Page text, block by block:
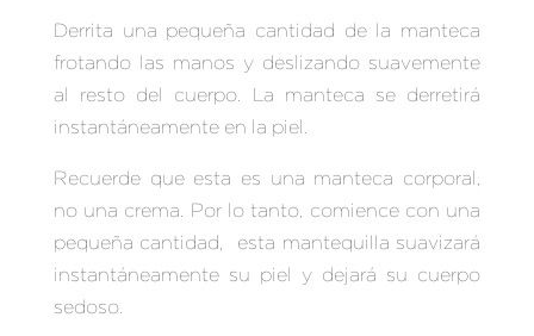
Derrita una pequeña cantidad de la manteca
frotando las manos y deslizando suavemente
al resto del cuerpo. La manteca se derretirá
instantáneamente en la piel.
Recuerde que esta es una manteca corporal,
no una crema. Por lo tanto, comience con una
pequeña cantidad, esta mantequilla suavizará
instantáneamente su piel y dejará su cuerpo
sedoso.